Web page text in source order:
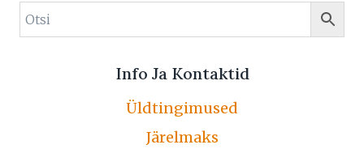
Info Ja Kontaktid
Üldtingimused
Järelmaks